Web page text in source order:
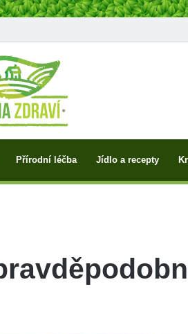
Přírodní léčba Jídlo a recepty